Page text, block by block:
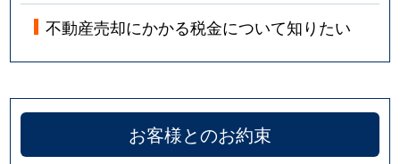
不動産売却にかかる税金について知りたい
お客様とのお約束